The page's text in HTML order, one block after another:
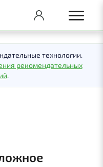
технологии.
рекомендательных
.